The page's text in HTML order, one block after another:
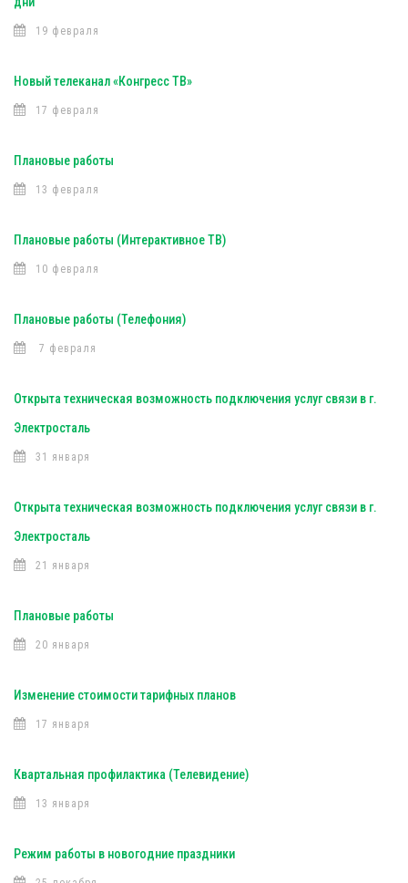
19 февраля
Новый телеканал «Конгресс ТВ»
17 февраля
Плановые работы
13 февраля
Плановые работы (Интерактивное ТВ)
10 февраля
Плановые работы (Телефония)
7 февраля
Открыта техническая возможность подключения услуг связи в г.
Электросталь
31 января
Открыта техническая возможность подключения услуг связи в г.
Электросталь
21 января
Плановые работы
20 января
Изменение стоимости тарифных планов
17 января
Квартальная профилактика (Телевидение)
13 января
Режим работы в новогодние праздники